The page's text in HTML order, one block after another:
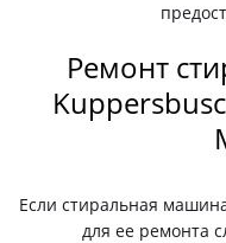
Ремонт
Если стиральная
для ее ремонта